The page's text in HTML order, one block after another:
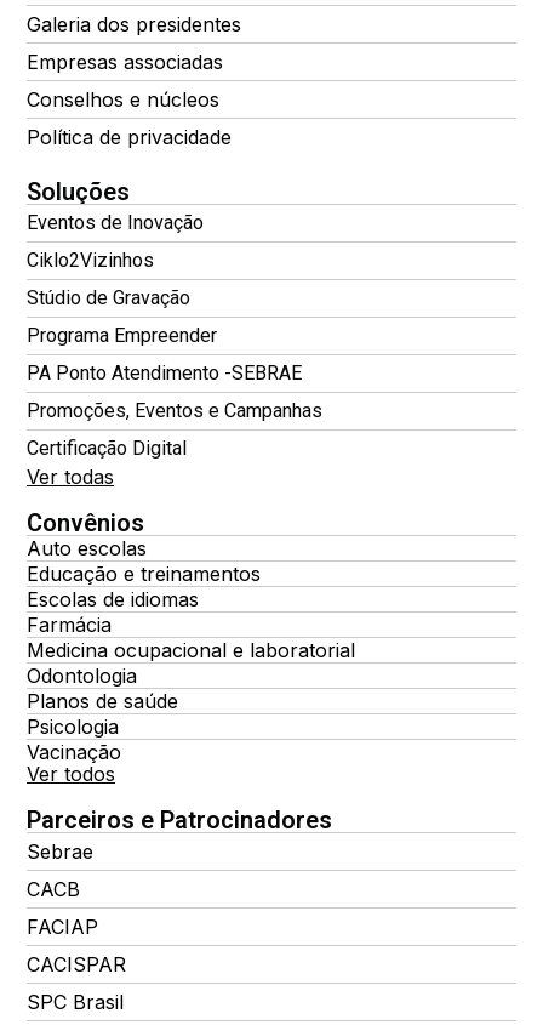
Galeria dos presidentes
Empresas associadas
Conselhos e núcleos
Política de privacidade
Soluções
Eventos de Inovação
Ciklo2Vizinhos
Stúdio de Gravação
Programa Empreender
PA Ponto Atendimento -SEBRAE
Promoções, Eventos e Campanhas
Certificação Digital
Ver todas
Convênios
Auto escolas
Educação e treinamentos
Escolas de idiomas
Farmácia
Medicina ocupacional e laboratorial
Odontologia
Planos de saúde
Psicologia
Vacinação
Ver todos
Parceiros e Patrocinadores
Sebrae
CACB
FACIAP
CACISPAR
SPC Brasil